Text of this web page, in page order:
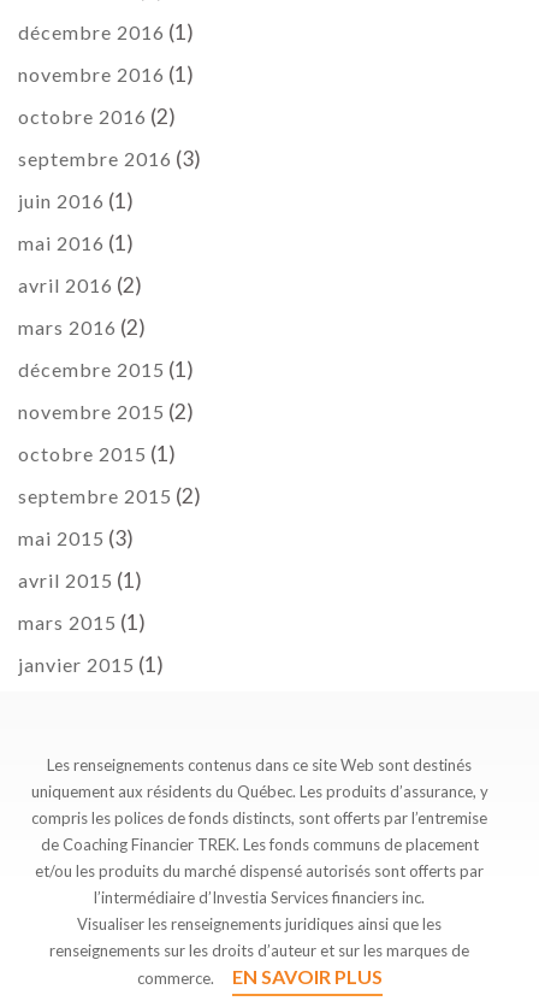
décembre 2016 (1)
novembre 2016 (1)
octobre 2016 (2)
septembre 2016 (3)
juin 2016 (1)
mai 2016 (1)
avril 2016 (2)
mars 2016 (2)
décembre 2015 (1)
novembre 2015 (2)
octobre 2015 (1)
septembre 2015 (2)
mai 2015 (3)
avril 2015 (1)
mars 2015 (1)
janvier 2015 (1)
Les renseignements contenus dans ce site Web sont destinés
uniquement aux résidents du Québec. Les produits d’assurance, y
compris les polices de fonds distincts, sont offerts par l’entremise
de Coaching Financier TREK. Les fonds communs de placement
et/ou les produits du marché dispensé autorisés sont offerts par
l’intermédiaire d’Investia Services financiers inc.
Visualiser les renseignements juridiques ainsi que les
renseignements sur les droits d’auteur et sur les marques de
commerce. EN SAVOIR PLUS